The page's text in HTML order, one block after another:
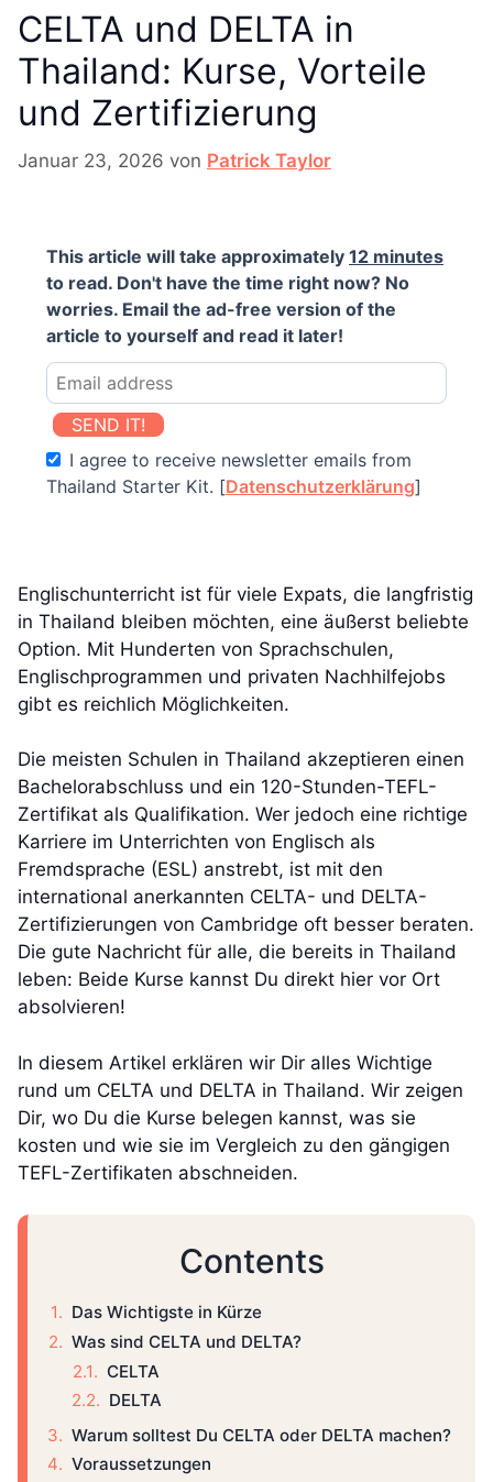
CELTA und DELTA in
Thailand: Kurse, Vorteile
und Zertifizierung
Januar 23, 2026 von Patrick Taylor
This article will take approximately 12 minutes
to read. Don't have the time right now? No
worries. Email the ad-free version of the
article to yourself and read it later!
SEND IT!
I agree to receive newsletter emails from
Thailand Starter Kit. [Datenschutzerklärung]
Englischunterricht ist für viele Expats, die langfristig
in Thailand bleiben möchten, eine äußerst beliebte
Option. Mit Hunderten von Sprachschulen,
Englischprogrammen und privaten Nachhilfejobs
gibt es reichlich Möglichkeiten.
Die meisten Schulen in Thailand akzeptieren einen
Bachelorabschluss und ein 120-Stunden-TEFL-
Zertifikat als Qualifikation. Wer jedoch eine richtige
Karriere im Unterrichten von Englisch als
Fremdsprache (ESL) anstrebt, ist mit den
international anerkannten CELTA- und DELTA-
Zertifizierungen von Cambridge oft besser beraten.
Die gute Nachricht für alle, die bereits in Thailand
leben: Beide Kurse kannst Du direkt hier vor Ort
absolvieren!
In diesem Artikel erklären wir Dir alles Wichtige
rund um CELTA und DELTA in Thailand. Wir zeigen
Dir, wo Du die Kurse belegen kannst, was sie
kosten und wie sie im Vergleich zu den gängigen
TEFL-Zertifikaten abschneiden.
Contents
Das Wichtigste in Kürze
Was sind CELTA und DELTA?
CELTA
DELTA
Warum solltest Du CELTA oder DELTA machen?
Voraussetzungen